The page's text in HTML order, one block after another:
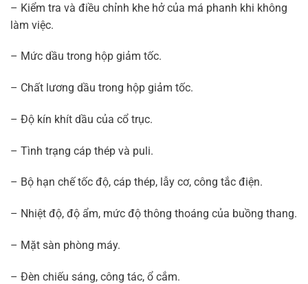
– Kiểm tra và điều chỉnh khe hở của má phanh khi không
làm việc.
– Mức dầu trong hộp giảm tốc.
– Chất lương dầu trong hộp giảm tốc.
– Độ kín khít dầu của cổ trục.
– Tình trạng cáp thép và puli.
– Bộ hạn chế tốc độ, cáp thép, lẫy cơ, công tắc điện.
– Nhiệt độ, độ ẩm, mức độ thông thoáng của buồng thang.
– Mặt sàn phòng máy.
– Đèn chiếu sáng, công tác, ổ cắm.